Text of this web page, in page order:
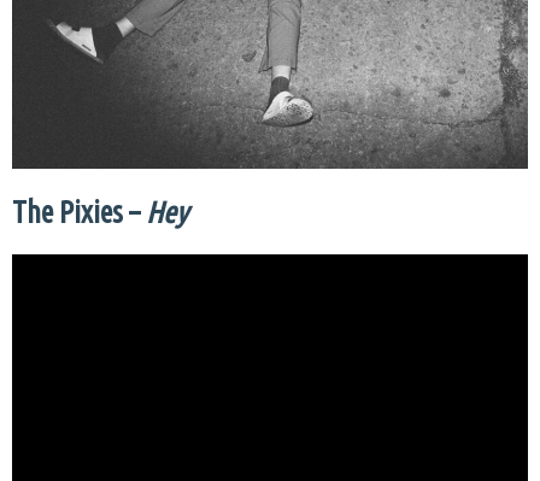
The Pixies – Hey